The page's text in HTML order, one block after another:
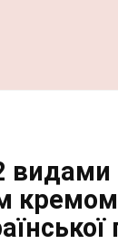
видами